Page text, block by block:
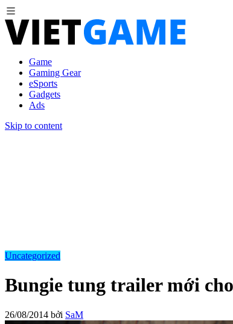
Game
Gaming Gear
eSports
Gadgets
Ads
Skip to content
Uncategorized
Bungie tung trailer mới
26/08/2014 bởi SaM